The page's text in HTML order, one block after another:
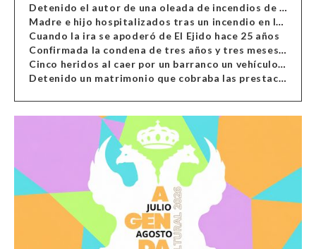
Detenido el autor de una oleada de incendios de contenedores en Almería
Madre e hijo hospitalizados tras un incendio en la cocina de una vivienda en Almería
Cuando la ira se apoderó de El Ejido hace 25 años
Confirmada la condena de tres años y tres meses al hombre de Antas acusado de xenofobia
Cinco heridos al caer por un barranco un vehículo en Alcolea
Detenido un matrimonio que cobraba las prestaciones de ilegales en Almería, Granada, Málaga, Huelva y Murcia